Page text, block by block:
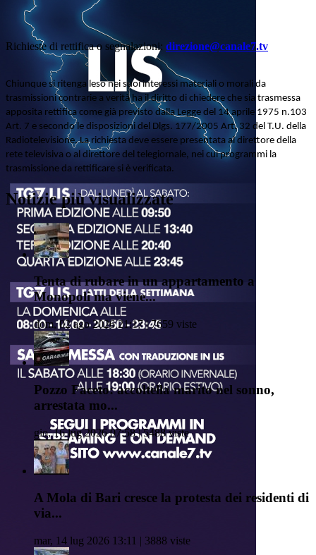
Richieste di rettifica o segnalazioni: direzione@canale7.tv
Chiunque si ritenga leso nei suoi interessi materiali o morali da
trasmissioni contrarie a verità ha il diritto di chiedere che sia trasmessa
apposita rettifica come già previsto dalla Legge del 14 aprile 1975 n.103
Art. 7 e secondo le disposizioni del Dlgs. 177/2005 Art. 32 del T.U. della
Radiotelevisione. La richiesta deve essere presentata al direttore della
rete televisiva o al direttore del telegiornale, nei cui programmi la
trasmissione da rettificare si è verificata.
Notizie più visualizzate
Tenta di rubare in un appartamento a
Monopoli ma viene...
dom, 02 ago 2026 21:17 | 7659 viste
Pozzo Faceto: accoltella marito nel sonno,
arrestata mo...
gio, 16 lug 2026 07:58 | 5488 viste
A Mola di Bari cresce la protesta dei residenti di
via...
mar, 14 lug 2026 13:11 | 3888 viste